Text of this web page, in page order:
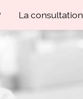
La consultation